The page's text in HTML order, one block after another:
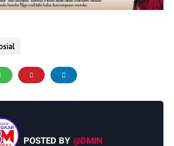
POSTED BY @DMIN